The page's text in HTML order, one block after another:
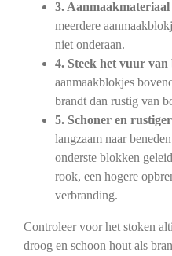
3. Aanmaakmateriaal
meerdere
niet onderaan.
4. Steek het vuur van
aanmaakblokjes
brandt dan rustig van
5. Schoner en
langzaam naar
onderste blokken
rook, een hogere
verbranding.
Controleer voor het stoken
droog en schoon hout als